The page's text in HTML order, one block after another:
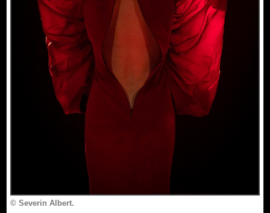
© Severin Albert.